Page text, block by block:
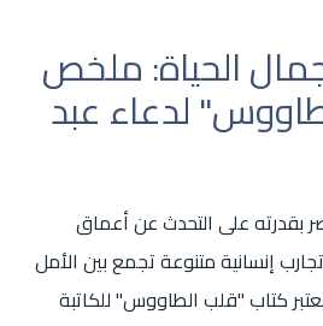
الحياة: ملخص
لدعاء عبد
بقدرته على التحدث عن أعماق
إنسانية متنوعة تجمع بين الأمل
كتاب "قلب الطاووس" للكاتبة